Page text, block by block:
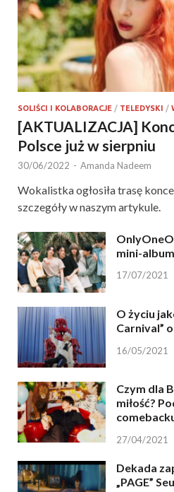
SOLIŚCI I KOLABORACJE / TELEDYSKI /
[AKTUALIZACJA]
Polsce już w sierpniu
30/06/2022 - Amanda Nadeem
Wokalistka ogłosiła trasę
szczegóły w naszym artykule.
mini-
17/07/2021
O życiu
Carnival”
16/05/2021
Czym dla
miłość?
27/04/2021
Dekada
„PAGE”